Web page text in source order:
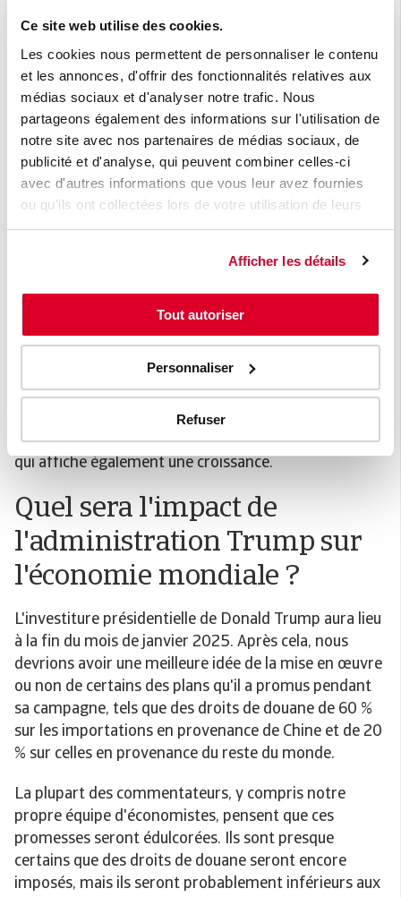
Ce site web utilise des cookies.
Les cookies nous permettent de personnaliser le contenu
et les annonces, d'offrir des fonctionnalités relatives aux
médias sociaux et d'analyser notre trafic. Nous
partageons également des informations sur l'utilisation de
notre site avec nos partenaires de médias sociaux, de
publicité et d'analyse, qui peuvent combiner celles-ci
avec d'autres informations que vous leur avez fournies
ou qu'ils ont collectées lors de votre utilisation de leurs
services.
Afficher les détails
Tout autoriser
Personnaliser
Refuser
croissance encore présent dans nos PME.
Reste à savoir si cela se produira.
Quelles sont les perspectives
économiques mondiales ?
À l'échelle mondiale, le fait le plus marquant est que
est peu probable qu'elle déclenche une nouvelle
particulier en Europe où elle peut être qualifiée de «
faible ». Les principaux moteurs de la croissance
mondiale restent l'Asie, en particulier les économies
émergentes (bien que modérées par rapport aux
normes locales récentes), et l'économie américaine
qui affiche également une croissance.
Quel sera l'impact de
l'administration Trump sur
l'économie mondiale ?
L'investiture présidentielle de Donald Trump aura lieu
à la fin du mois de janvier 2025. Après cela, nous
devrions avoir une meilleure idée de la mise en œuvre
ou non de certains des plans qu'il a promus pendant
sa campagne, tels que des droits de douane de 60 %
sur les importations en provenance de Chine et de 20
% sur celles en provenance du reste du monde.
La plupart des commentateurs, y compris notre
propre équipe d'économistes, pensent que ces
promesses seront édulcorées. Ils sont presque
certains que des droits de douane seront encore
imposés, mais ils seront probablement inférieurs aux